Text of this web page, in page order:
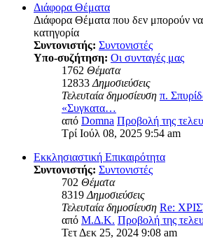
Διάφορα Θέματα
Διάφορα Θέματα που δεν μπορούν να
κατηγορία
Συντονιστής: Συντονιστές
Υπο-συζήτηση: Οι συνταγές μας
1762 Θέματα
12833 Δημοσιεύσεις
Τελευταία δημοσίευση π.
«Συγκατα…
από Domna Προβολή της
Τρί Ιούλ 08, 2025 9:54 am
Εκκλησιαστική Επικαιρότητα
Συντονιστής: Συντονιστές
702 Θέματα
8319 Δημοσιεύσεις
Τελευταία δημοσίευση Re:
από Μ.Δ.Κ. Προβολή της
Τετ Δεκ 25, 2024 9:08 am